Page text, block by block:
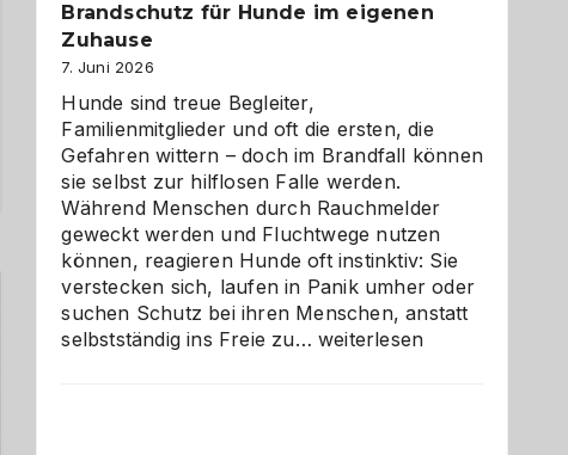
herzlich
Brandschutz für Hunde im eigenen
Zuhause
7. Juni 2026
Hunde sind treue Begleiter,
Familienmitglieder und oft die ersten, die
Gefahren wittern – doch im Brandfall können
sie selbst zur hilflosen Falle werden.
Während Menschen durch Rauchmelder
geweckt werden und Fluchtwege nutzen
können, reagieren Hunde oft instinktiv: Sie
verstecken sich, laufen in Panik umher oder
suchen Schutz bei ihren Menschen, anstatt
selbstständig ins Freie zu… Wenn
weiterlesen